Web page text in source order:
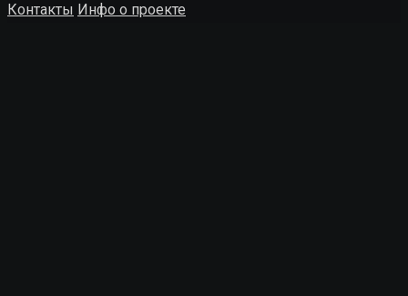
Контакты Инфо о проекте